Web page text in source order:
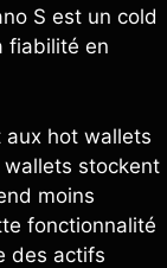
S est un cold
fiabilité en
aux hot wallets
stockent
moins
fonctionnalité
des actifs